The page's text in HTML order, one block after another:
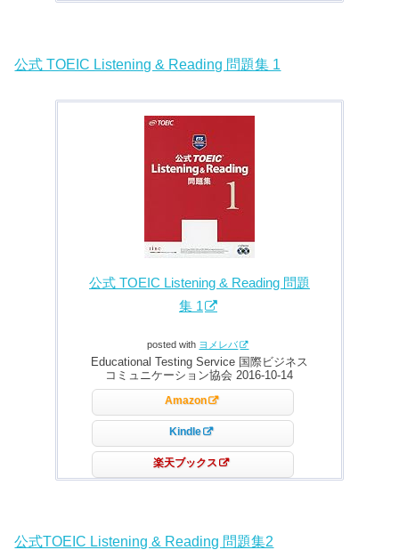
公式 TOEIC Listening & Reading 問題集 1
公式 TOEIC Listening & Reading 問題
集 1
posted with ヨメレバ
Educational Testing Service 国際ビジネス
コミュニケーション協会 2016-10-14
Amazon
Kindle
楽天ブックス
公式TOEIC Listening & Reading 問題集2